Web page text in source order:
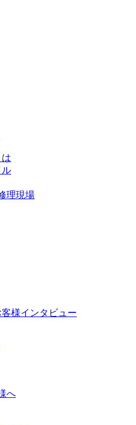
ル
理現場
様インタビュー
へ